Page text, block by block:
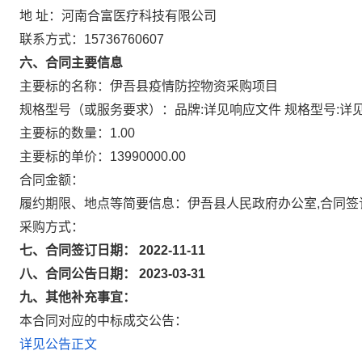
地 址：河南合富医疗科技有限公司
联系方式：15736760607
六、合同主要信息
主要标的名称：伊吾县疫情防控物资采购项目
规格型号（或服务要求）：品牌:详见响应文件 规格型号:详
主要标的数量：1.00
主要标的单价：13990000.00
合同金额：
履约期限、地点等简要信息：伊吾县人民政府办公室,合同
采购方式：
七、合同签订日期： 2022-11-11
八、合同公告日期： 2023-03-31
九、其他补充事宜：
本合同对应的中标成交公告：
详见公告正文